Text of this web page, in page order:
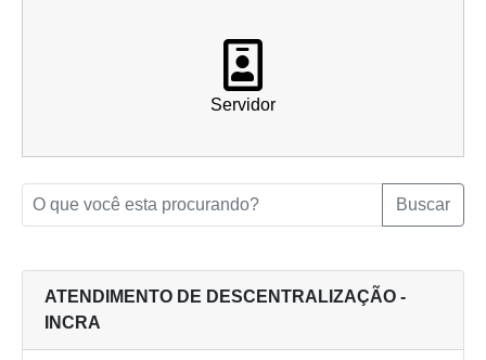
Servidor
Buscar
ATENDIMENTO DE DESCENTRALIZAÇÃO -
INCRA